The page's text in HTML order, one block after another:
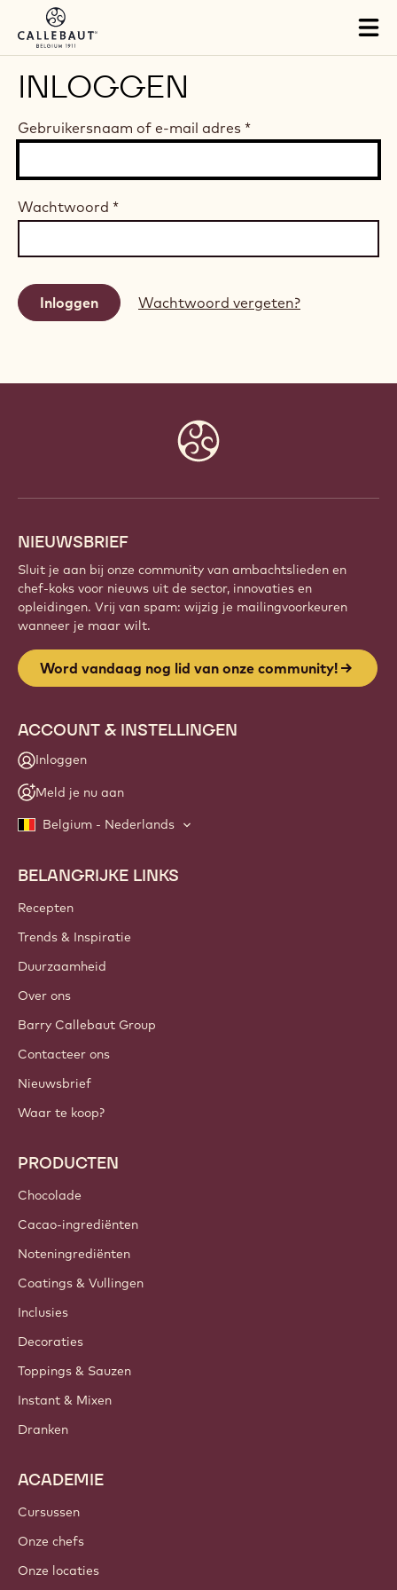
Skip to main content
INLOGGEN
Gebruikersnaam of e-mail adres *
Wachtwoord *
Wachtwoord vergeten?
NIEUWSBRIEF
Sluit je aan bij onze community van ambachtslieden en
chef-koks voor nieuws uit de sector, innovaties en
opleidingen. Vrij van spam: wijzig je mailingvoorkeuren
wanneer je maar wilt.
Word vandaag nog lid van onze community!
ACCOUNT & INSTELLINGEN
Inloggen
Meld je nu aan
Belgium - Nederlands
Footer
Callebaut
BELANGRIJKE LINKS
Recepten
Trends & Inspiratie
Duurzaamheid
Over ons
Barry Callebaut Group
Contacteer ons
Nieuwsbrief
Waar te koop?
PRODUCTEN
Chocolade
Cacao-ingrediënten
Noteningrediënten
Coatings & Vullingen
Inclusies
Decoraties
Toppings & Sauzen
Instant & Mixen
Dranken
ACADEMIE
Cursussen
Onze chefs
Onze locaties